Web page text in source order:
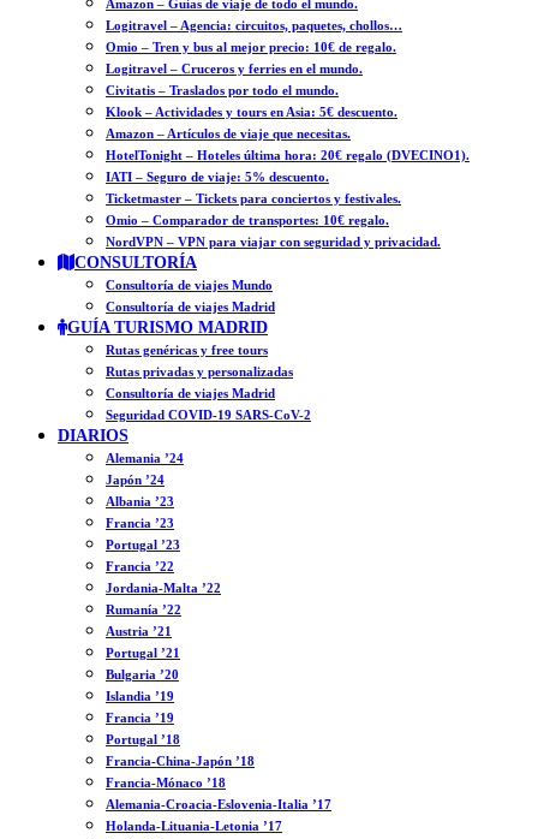
Amazon – Guías de viaje de todo el mundo.
Logitravel – Agencia: circuitos, paquetes, chollos…
Omio – Tren y bus al mejor precio: 10€ de regalo.
Logitravel – Cruceros y ferries en el mundo.
Civitatis – Traslados por todo el mundo.
Klook – Actividades y tours en Asia: 5€ descuento.
Amazon – Artículos de viaje que necesitas.
HotelTonight – Hoteles última hora: 20€ regalo (DVECINO1).
IATI – Seguro de viaje: 5% descuento.
Ticketmaster – Tickets para conciertos y festivales.
Omio – Comparador de transportes: 10€ regalo.
NordVPN – VPN para viajar con seguridad y privacidad.
CONSULTORÍA
Consultoría de viajes Mundo
Consultoría de viajes Madrid
GUÍA TURISMO MADRID
Rutas genéricas y free tours
Rutas privadas y personalizadas
Consultoría de viajes Madrid
Seguridad COVID-19 SARS-CoV-2
DIARIOS
Alemania ’24
Japón ’24
Albania ’23
Francia ’23
Portugal ’23
Francia ’22
Jordania-Malta ’22
Rumanía ’22
Austria ’21
Portugal ’21
Bulgaria ’20
Islandia ’19
Francia ’19
Portugal ’18
Francia-China-Japón ’18
Francia-Mónaco ’18
Alemania-Croacia-Eslovenia-Italia ’17
Holanda-Lituania-Letonia ’17